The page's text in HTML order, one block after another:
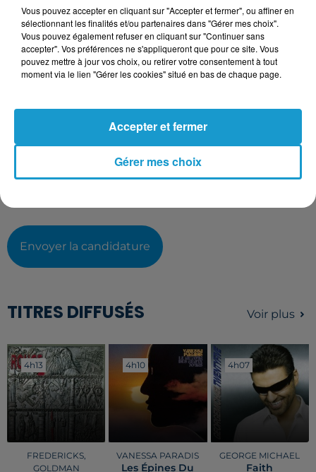
Votre CV
L'upload de fichier est limité à 2Mo pour les images et PDF et 5Mo
Votre lettre de motivation
L'upload de fichier est limité à 2Mo pour les images et PDF et 5Mo
pour les audios.
Envoyer la candidature
TITRES DIFFUSÉS Voir plus
4h13
4h13
FREDERICKS,
GOLDMAN
4h10
4h10
VANESSA PARADIS
Les Épines Du
4h07
4h07
GEORGE MICHAEL
Faith
Vous pouvez accepter en cliquant sur "Accepter et fermer", ou affiner en
sélectionnant les finalités et/ou partenaires dans "Gérer mes choix".
Vous pouvez également refuser en cliquant sur "Continuer sans
accepter". Vos préférences ne s'appliqueront que pour ce site. Vous
pouvez mettre à jour vos choix, ou retirer votre consentement à tout
moment via le lien "Gérer les cookies" situé en bas de chaque page.
Gérer mes choix
Accepter et fermer